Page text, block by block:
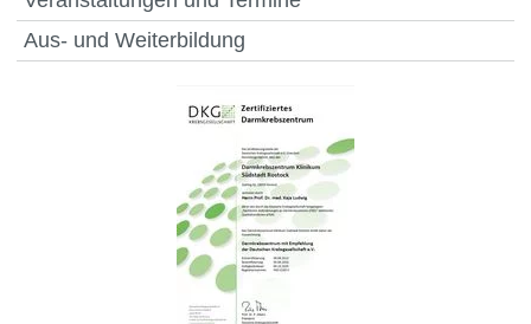
Aus- und Weiterbildung